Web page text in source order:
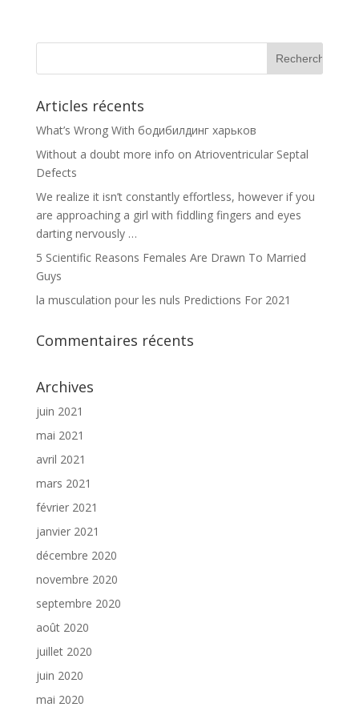
Articles récents
What’s Wrong With бодибилдинг харьков
Without a doubt more info on Atrioventricular Septal
Defects
We realize it isn’t constantly effortless, however if you
are approaching a girl with fiddling fingers and eyes
darting nervously …
5 Scientific Reasons Females Are Drawn To Married
Guys
la musculation pour les nuls Predictions For 2021
Commentaires récents
Archives
juin 2021
mai 2021
avril 2021
mars 2021
février 2021
janvier 2021
décembre 2020
novembre 2020
septembre 2020
août 2020
juillet 2020
juin 2020
mai 2020